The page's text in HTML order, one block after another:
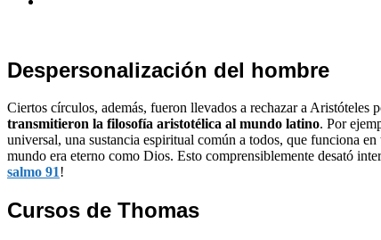
Despersonalización del hombre
Ciertos círculos, además, fueron llevados a rechazar a Aristóteles
transmitieron la filosofía aristotélica al mundo latino. Por
universal, una sustancia espiritual común a todos, que funciona
mundo era eterno como Dios. Esto comprensiblemente desató
salmo 91!
Cursos de Thomas